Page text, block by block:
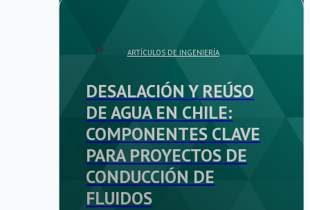
ARTÍCULOS DE INGENIERÍA
DESALACIÓN Y REÚSO
DE AGUA EN CHILE:
COMPONENTES CLAVE
PARA PROYECTOS DE
CONDUCCIÓN DE
FLUIDOS